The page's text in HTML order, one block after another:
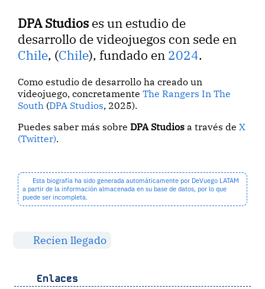
DPA Studios es un estudio de
desarrollo de videojuegos con sede en
Chile, (Chile), fundado en 2024.
Como estudio de desarrollo ha creado un
videojuego, concretamenteThe Rangers In The
South (DPA Studios, 2025).
Puedes saber más sobreDPA Studios a través deX
(Twitter).
Esta biografía ha sido generada automáticamente por DeVuego LATAM
a partir de la información almacenada en su base de datos, por lo que
puede ser incompleta.
Recien llegado
Enlaces